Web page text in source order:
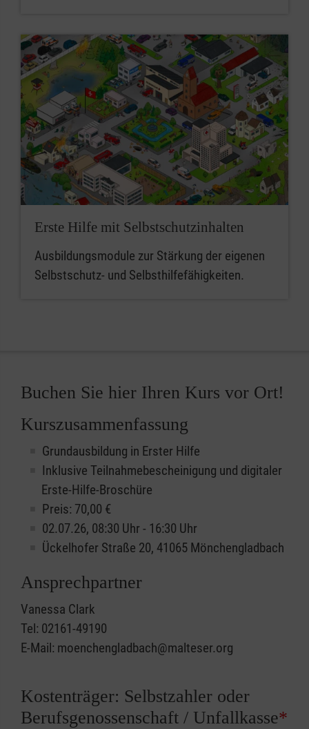
Erste Hilfe mit Selbstschutzinhalten
Ausbildungsmodule zur Stärkung der eigenen
Selbstschutz- und Selbsthilfefähigkeiten.
Buchen Sie hier Ihren Kurs vor Ort!
Kurszusammenfassung
Grundausbildung in Erster Hilfe
Inklusive Teilnahmebescheinigung und digitaler
Erste-Hilfe-Broschüre
Preis: 70,00 €
02.07.26, 08:30 Uhr - 16:30 Uhr
Ückelhofer Straße 20, 41065 Mönchengladbach
Ansprechpartner
Vanessa Clark
Tel: 02161-49190
E-Mail: moenchengladbach@malteser.org
Kostenträger: Selbstzahler oder
Berufsgenossenschaft / Unfallkasse*